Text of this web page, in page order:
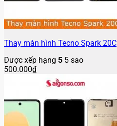
Thay màn hình Tecno Spark 20C
Được xếp hạng 5 5 sao
500.000₫